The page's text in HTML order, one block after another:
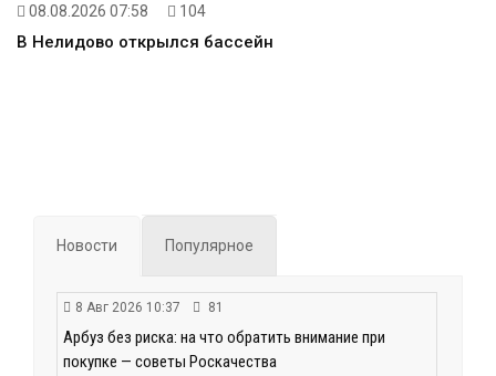
08.08.2026 07:58 104
В Нелидово открылся бассейн
Новости Популярное
8 Авг 2026 10:37 81
Арбуз без риска: на что обратить внимание при
покупке — советы Роскачества